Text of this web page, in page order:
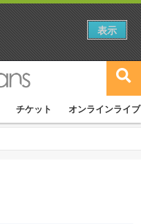
チケット オンラインライブ
表示